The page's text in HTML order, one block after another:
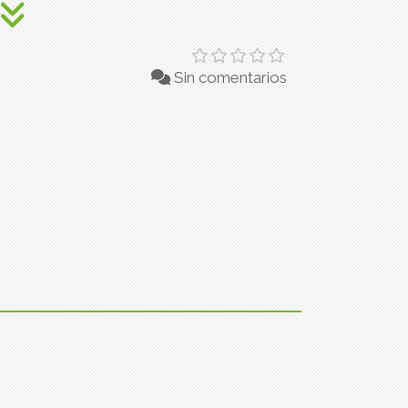
Sin comentarios